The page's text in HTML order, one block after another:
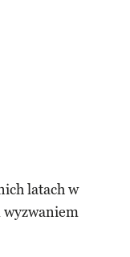
latach w